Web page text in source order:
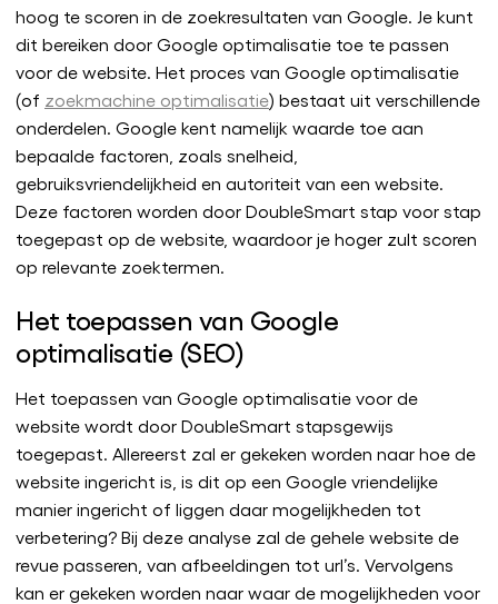
hoog te scoren in de zoekresultaten van Google. Je kunt
dit bereiken door Google optimalisatie toe te passen
voor de website. Het proces van Google optimalisatie
(of zoekmachine optimalisatie) bestaat uit verschillende
onderdelen. Google kent namelijk waarde toe aan
bepaalde factoren, zoals snelheid,
gebruiksvriendelijkheid en autoriteit van een website.
Deze factoren worden door DoubleSmart stap voor stap
toegepast op de website, waardoor je hoger zult scoren
op relevante zoektermen.
Het toepassen van Google
optimalisatie (SEO)
Het toepassen van Google optimalisatie voor de
website wordt door DoubleSmart stapsgewijs
toegepast. Allereerst zal er gekeken worden naar hoe de
website ingericht is, is dit op een Google vriendelijke
manier ingericht of liggen daar mogelijkheden tot
verbetering? Bij deze analyse zal de gehele website de
revue passeren, van afbeeldingen tot url’s. Vervolgens
kan er gekeken worden naar waar de mogelijkheden voor